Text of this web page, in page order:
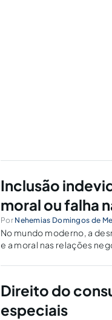
Inclusão
moral ou falha
Por Nehemias Domingos de
No mundo moderno, a
e a moral nas relações
Direito do
especiais